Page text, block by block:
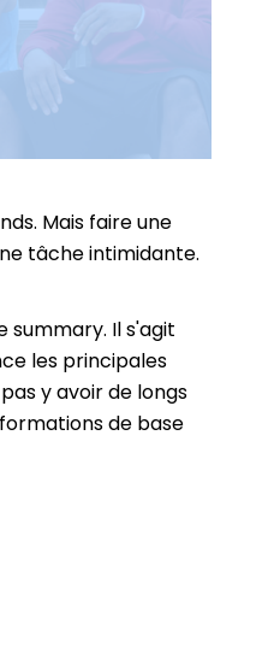
Mais faire une
tâche intimidante.
summary. Il s'agit
les principales
y avoir de longs
de base